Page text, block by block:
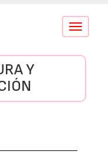
Conmutar
Y